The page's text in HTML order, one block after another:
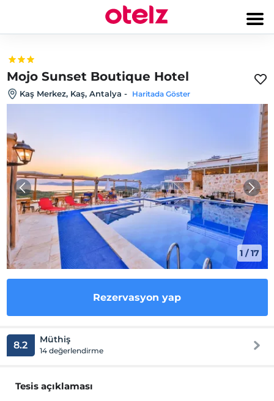
Mojo Sunset Boutique Hotel
Kaş Merkez, Kaş, Antalya - Haritada Göster
1 /17
Rezervasyon yap
8.2 Müthiş
14 değerlendirme
Tesis açıklaması